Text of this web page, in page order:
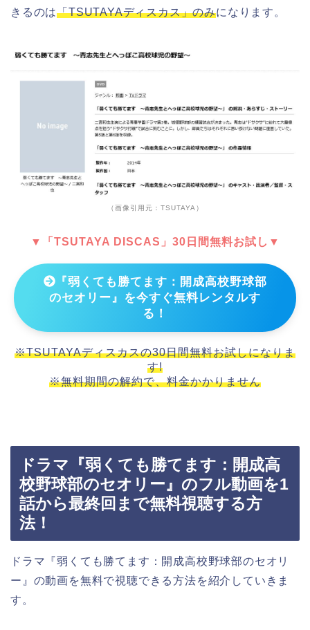
きるのは「TSUTAYAディスカス」のみになります。
（画像引用元：TSUTAYA）
▼「TSUTAYA DISCAS」30日間無料お試し▼
『弱くても勝てます：開成高校野球部
のセオリー』を今すぐ無料レンタルす
る！
※TSUTAYAディスカスの30日間無料お試しになりま
す!
※無料期間の解約で、料金かかりません
ドラマ『弱くても勝てます：開成高
校野球部のセオリー』のフル動画を1
話から最終回まで無料視聴する方
法！
ドラマ『弱くても勝てます：開成高校野球部のセオリ
ー』の動画を無料で視聴できる方法を紹介していきま
す。